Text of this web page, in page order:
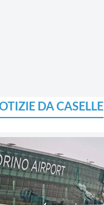
DA CASELLE